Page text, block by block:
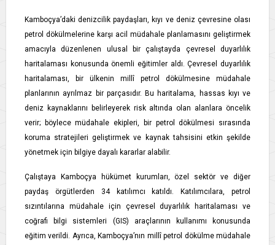
Kamboçya’daki denizcilik paydaşları, kıyı ve deniz çevresine olası
petrol dökülmelerine karşı acil müdahale planlamasını geliştirmek
amacıyla düzenlenen ulusal bir çalıştayda çevresel duyarlılık
haritalaması konusunda önemli eğitimler aldı. Çevresel duyarlılık
haritalaması, bir ülkenin millî petrol dökülmesine müdahale
planlarının ayrılmaz bir parçasıdır. Bu haritalama, hassas kıyı ve
deniz kaynaklarını belirleyerek risk altında olan alanlara öncelik
verir; böylece müdahale ekipleri, bir petrol dökülmesi sırasında
koruma stratejileri geliştirmek ve kaynak tahsisini etkin şekilde
yönetmek için bilgiye dayalı kararlar alabilir.
Çalıştaya Kamboçya hükümet kurumları, özel sektör ve diğer
paydaş örgütlerden 34 katılımcı katıldı. Katılımcılara, petrol
sızıntılarına müdahale için çevresel duyarlılık haritalaması ve
coğrafi bilgi sistemleri (GIS) araçlarının kullanımı konusunda
eğitim verildi. Ayrıca, Kamboçya’nın millî petrol dökülme müdahale